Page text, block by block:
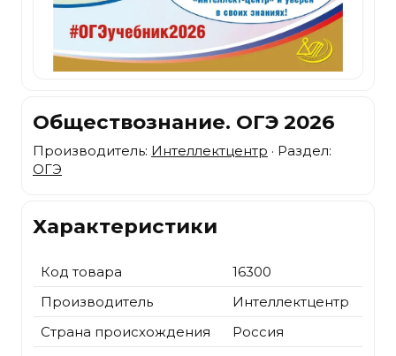
Обществознание. ОГЭ 2026
Производитель: Интеллектцентр · Раздел:
ОГЭ
Характеристики
Код товара
16300
Производитель
Интеллектцентр
Страна происхождения
Россия